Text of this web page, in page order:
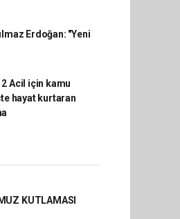
Erdoğan: "Yeni
Acil için kamu
hayat kurtaran
KUTLAMASI